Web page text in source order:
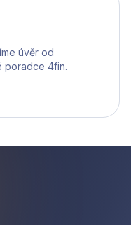
úvěr od
poradce 4fin.